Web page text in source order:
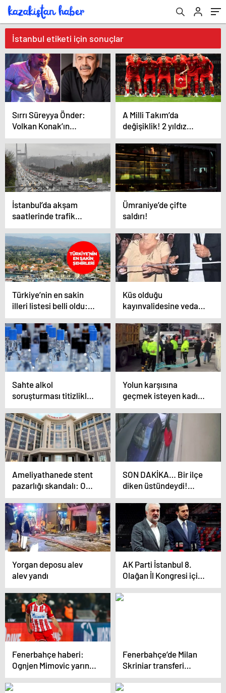
İstanbul etiketi için sonuçlar
Sırrı Süreyya Önder:
Volkan Konak’ın
nasihatını tutacağım,
Karadeniz’e gideceğim
A Milli Takım’da
değişiklik! 2 yıldız
birden kadrodan
çıkarıldı
İstanbul’da akşam
saatlerinde trafik
yoğunluğu yaşanıyor
Ümraniye’de çifte
saldırı!
Türkiye’nin en sakin
illeri listesi belli oldu:
Türkiye’nin en sakin
şehirleri hangileri? İşte
dikkat çeken liste
Küs olduğu
kayınvalidesine vedaya
gitti
Sahte alkol
soruşturması titizlikle
devam ediyor: Tutuklu
sayısı 52’ye yükseldi
Yolun karşısına
geçmek isteyen kadın
hafriyat kamyonun
altında can verdi
Ameliyathanede stent
pazarlığı skandalı: O
hastanenin anjiyografi
ünitesi mühürlendi
SON DAKİKA… Bir ilçe
diken üstündeydi!
Girdiği evlerde öyle bir
şey yaptı ki: Üzerinden
çıkanlar şoke etti!
Yorgan deposu alev
alev yandı
AK Parti İstanbul 8.
Olağan İl Kongresi için
çağrı! Kabaktepe ve
Özdemir:
Fenerbahçe haberi:
Ognjen Mimovic yarın
İstanbul’a geliyor!
Fenerbahçe’de Milan
Skriniar transferi
çözüme kavuşuyor!
Müjdeli haber geldi…